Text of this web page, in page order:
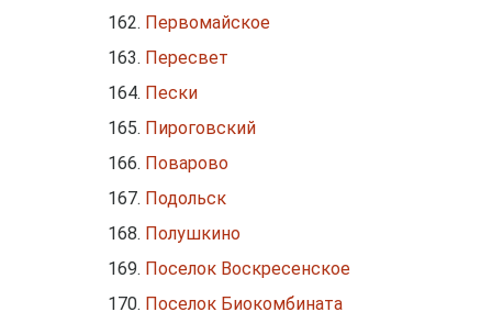
Первомайское
Пересвет
Пески
Пироговский
Поварово
Подольск
Полушкино
Поселок Воскресенское
Поселок Биокомбината